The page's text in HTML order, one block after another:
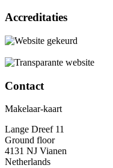
Accreditaties
Contact
Makelaar-kaart
Lange Dreef 11
Ground floor
4131 NJ Vianen
Netherlands